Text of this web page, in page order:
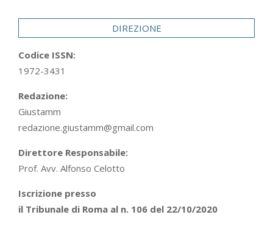
DIREZIONE
Codice ISSN:
1972-3431
Redazione:
Giustamm
redazione.giustamm@gmail.com
Direttore Responsabile:
Prof. Avv. Alfonso Celotto
Iscrizione presso
il Tribunale di Roma al n. 106 del 22/10/2020